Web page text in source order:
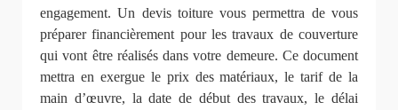
engagement. Un devis toiture vous permettra de vous
préparer financièrement pour les travaux de couverture
qui vont être réalisés dans votre demeure. Ce document
mettra en exergue le prix des matériaux, le tarif de la
main d’œuvre, la date de début des travaux, le délai